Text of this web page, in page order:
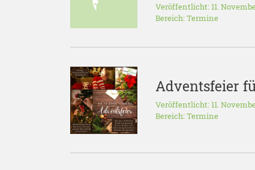
Veröffentlicht: 11.
Bereich:Termine
Adventsfeier
Veröffentlicht: 11.
Bereich:Termine